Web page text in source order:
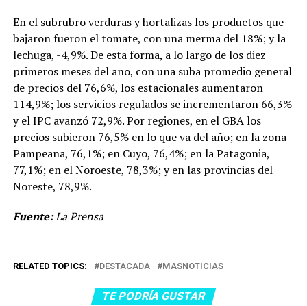
En el subrubro verduras y hortalizas los productos que
bajaron fueron el tomate, con una merma del 18%; y la
lechuga, -4,9%. De esta forma, a lo largo de los diez
primeros meses del año, con una suba promedio general
de precios del 76,6%, los estacionales aumentaron
114,9%; los servicios regulados se incrementaron 66,3%
y el IPC avanzó 72,9%. Por regiones, en el GBA los
precios subieron 76,5% en lo que va del año; en la zona
Pampeana, 76,1%; en Cuyo, 76,4%; en la Patagonia,
77,1%; en el Noroeste, 78,3%; y en las provincias del
Noreste, 78,9%.
Fuente:La Prensa
RELATED TOPICS: DESTACADA MASNOTICIAS
TE PODRÍA GUSTAR